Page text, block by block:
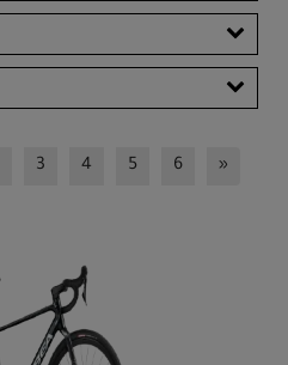
XS
3 4 5 6
»